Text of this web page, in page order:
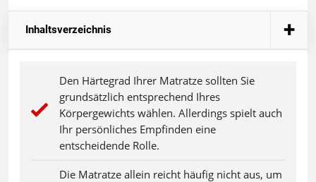
Inhaltsverzeichnis
Den Härtegrad Ihrer Matratze sollten Sie
grundsätzlich entsprechend Ihres
Körpergewichts wählen. Allerdings spielt auch
Ihr persönliches Empfinden eine
entscheidende Rolle.
Die Matratze allein reicht häufig nicht aus, um